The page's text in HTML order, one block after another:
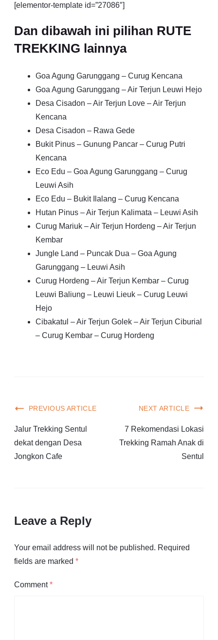
[elementor-template id=”27086″]
Dan dibawah ini pilihan RUTE
TREKKING lainnya
Goa Agung Garunggang – Curug Kencana
Goa Agung Garunggang – Air Terjun Leuwi Hejo
Desa Cisadon – Air Terjun Love – Air Terjun
Kencana
Desa Cisadon – Rawa Gede
Bukit Pinus – Gunung Pancar – Curug Putri
Kencana
Eco Edu – Goa Agung Garunggang – Curug
Leuwi Asih
Eco Edu – Bukit Ilalang – Curug Kencana
Hutan Pinus – Air Terjun Kalimata – Leuwi Asih
Curug Mariuk – Air Terjun Hordeng – Air Terjun
Kembar
Jungle Land – Puncak Dua – Goa Agung
Garunggang – Leuwi Asih
Curug Hordeng – Air Terjun Kembar – Curug
Leuwi Baliung – Leuwi Lieuk – Curug Leuwi
Hejo
Cibakatul – Air Terjun Golek – Air Terjun Ciburial
– Curug Kembar – Curug Hordeng
PREVIOUS ARTICLE
Jalur Trekking Sentul
dekat dengan Desa
Jongkon Cafe
NEXT ARTICLE
7 Rekomendasi Lokasi
Trekking Ramah Anak di
Sentul
Leave a Reply
Your email address will not be published. Required
fields are marked *
Comment*